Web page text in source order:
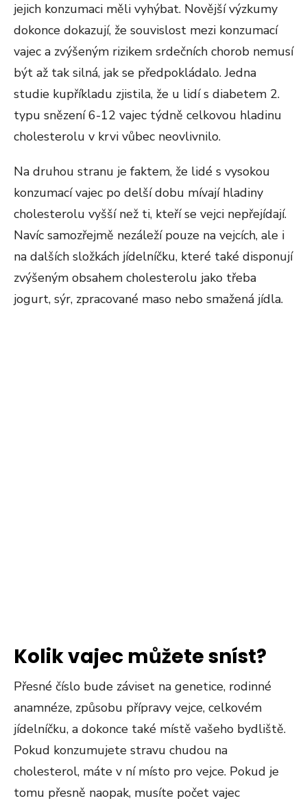
jejich konzumaci měli vyhýbat. Novější výzkumy
dokonce dokazují, že souvislost mezi konzumací
vajec a zvýšeným rizikem srdečních chorob nemusí
být až tak silná, jak se předpokládalo. Jedna
studie kupříkladu zjistila, že u lidí s diabetem 2.
typu snězení 6-12 vajec týdně celkovou hladinu
cholesterolu v krvi vůbec neovlivnilo.
Na druhou stranu je faktem, že lidé s vysokou
konzumací vajec po delší dobu mívají hladiny
cholesterolu vyšší než ti, kteří se vejci nepřejídají.
Navíc samozřejmě nezáleží pouze na vejcích, ale i
na dalších složkách jídelníčku, které také disponují
zvýšeným obsahem cholesterolu jako třeba
jogurt, sýr, zpracované maso nebo smažená jídla.
Kolik vajec můžete sníst?
Přesné číslo bude záviset na genetice, rodinné
anamnéze, způsobu přípravy vejce, celkovém
jídelníčku, a dokonce také místě vašeho bydliště.
Pokud konzumujete stravu chudou na
cholesterol, máte v ní místo pro vejce. Pokud je
tomu přesně naopak, musíte počet vajec